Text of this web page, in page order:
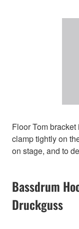
Floor Tom
clamp tightly on
on stage, and to
Bassdrum
Druckguss